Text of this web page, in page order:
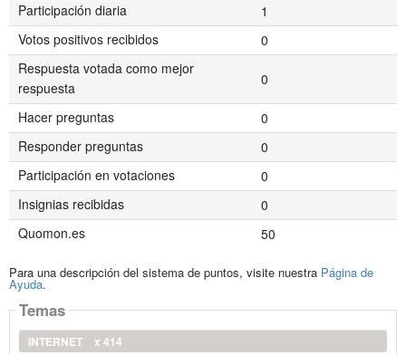
Participación diaria
1
Votos positivos recibidos
0
Respuesta votada como mejor
respuesta
0
Hacer preguntas
0
Responder preguntas
0
Participación en votaciones
0
Insignias recibidas
0
Quomon.es
50
Para una descripción del sistema de puntos, visite nuestra Página de
Ayuda.
Temas
INTERNET
x 414